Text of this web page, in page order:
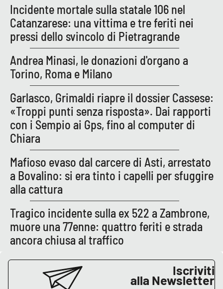
APP
Android
Apple
Incidente mortale sulla statale 106 nel
Catanzarese: una vittima e tre feriti nei
pressi dello svincolo di Pietragrande
Andrea Minasi, le donazioni d'organo a
Torino, Roma e Milano
Garlasco, Grimaldi riapre il dossier Cassese:
«Troppi punti senza risposta». Dai rapporti
con i Sempio ai Gps, fino al computer di
Chiara
Mafioso evaso dal carcere di Asti, arrestato
a Bovalino: si era tinto i capelli per sfuggire
alla cattura
Tragico incidente sulla ex 522 a Zambrone,
muore una 77enne: quattro feriti e strada
ancora chiusa al traffico
Iscriviti
alla Newsletter